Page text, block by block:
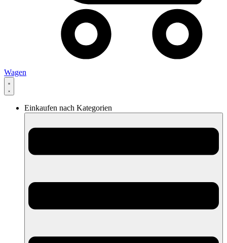
Wagen
Einkaufen nach Kategorien